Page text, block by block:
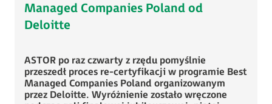
Managed Companies Poland od
Deloitte
ASTOR po raz czwarty z rzędu pomyślnie
przeszedł proces re-certyfikacji w programie Best
Managed Companies Poland organizowanym
przez Deloitte. Wyróżnienie zostało wręczone